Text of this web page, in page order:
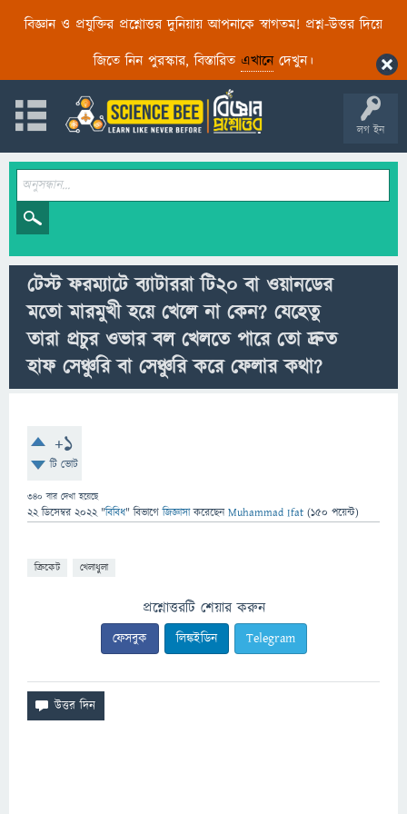
বিজ্ঞান ও প্রযুক্তির প্রশ্নোত্তর দুনিয়ায় আপনাকে স্বাগতম! প্রশ্ন-উত্তর দিয়ে
জিতে নিন পুরস্কার, বিস্তারিত এখানেদেখুন।
লগ ইন
টেস্ট ফরম্যাটে ব্যাটাররা টি২০ বা ওয়ানডের
মতো মারমুখী হয়ে খেলে না কেন? যেহেতু
তারা প্রচুর ওভার বল খেলতে পারে তো দ্রুত
হাফ সেঞ্চুরি বা সেঞ্চুরি করে ফেলার কথা?
+1
টি ভোট
340 বার দেখা হয়েছে
22 ডিসেম্বর 2022 "বিবিধ" বিভাগে জিজ্ঞাসাকরেছেনMuhammad Ifat (150 পয়েন্ট)
ক্রিকেট খেলাধুলা
প্রশ্নোত্তরটি শেয়ার করুন
ফেসবুক লিঙ্কইডিন Telegram